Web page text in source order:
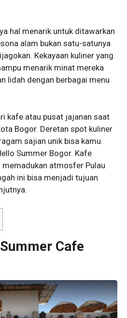
hal menarik untuk ditawarkan
alam bukan satu-satunya
Kekayaan kuliner yang
menarik minat mereka
lidah dengan berbagai menu
kafe atau pusat jajanan saat
Bogor. Deretan spot kuliner
sajian unik bisa kamu
Summer Bogor. Kafe
atmosfer Pulau
ini bisa menjadi tujuan
Cafe